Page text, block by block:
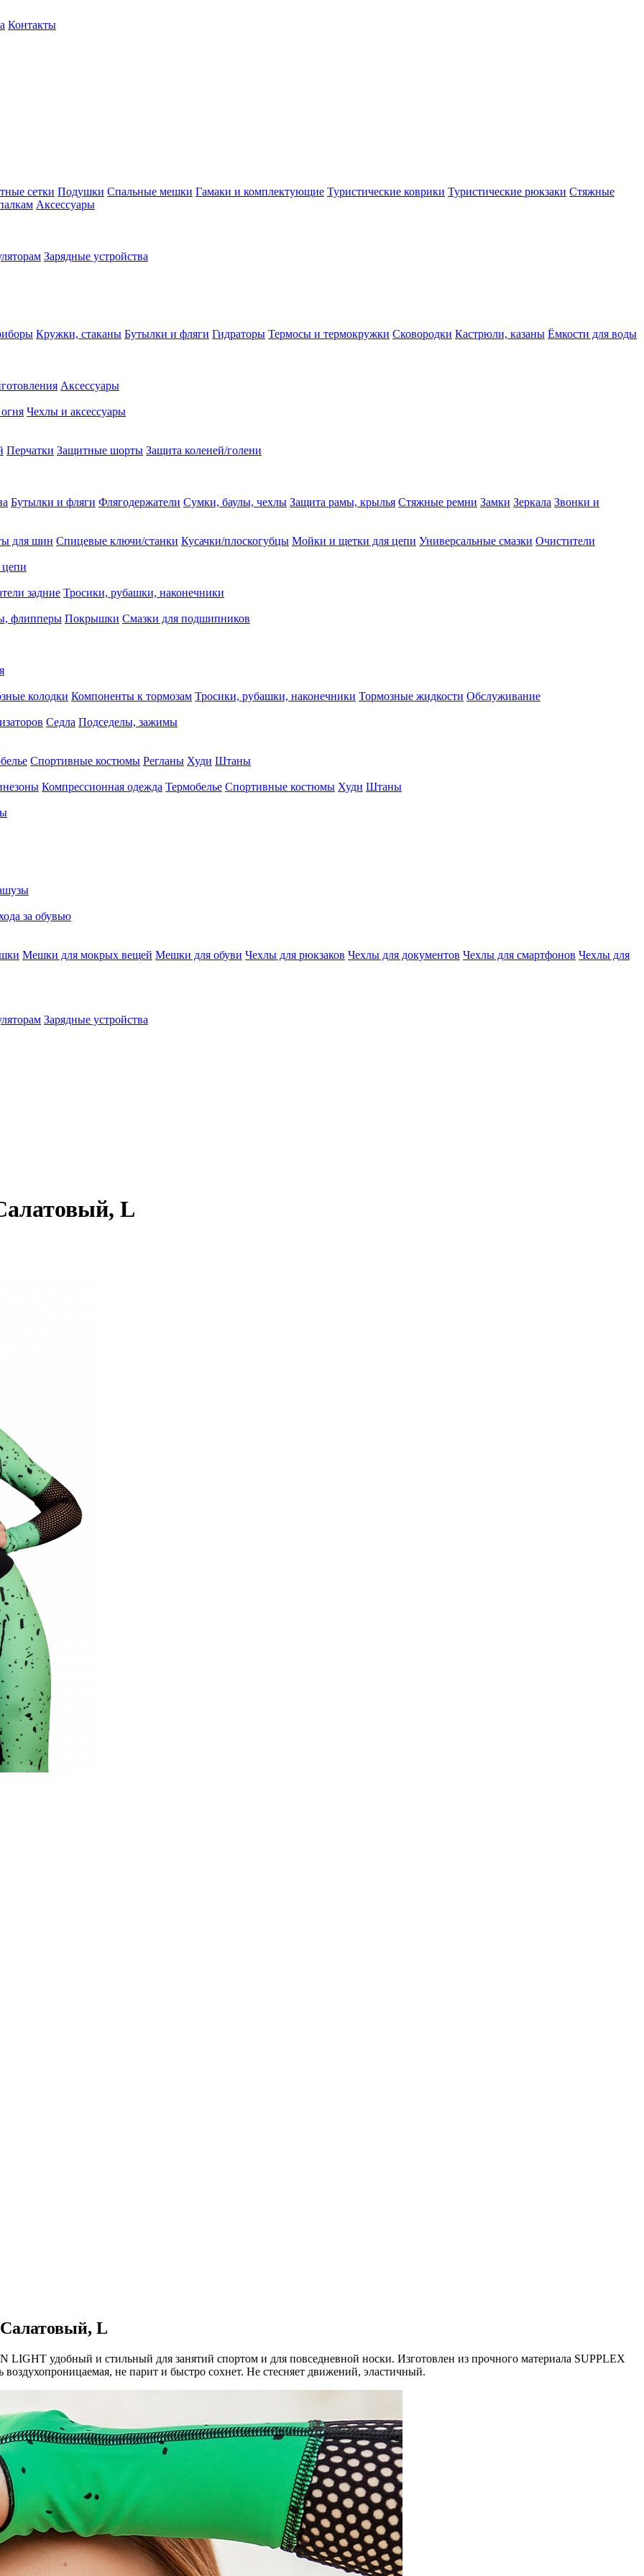
Контакты
сетки Подушки Спальные мешки Гамаки и комплектующие Туристические коврики Туристические рюкзаки Стяжные
Аксессуары
Зарядные устройства
Кружки, стаканы Бутылки и фляги Гидраторы Термосы и термокружки Сковородки Кастрюли, казаны Ёмкости для воды
Аксессуары
Чехлы и аксессуары
Перчатки Защитные шорты Защита коленей/голени
Бутылки и фляги Флягодержатели Сумки, баулы, чехлы Защита рамы, крылья Стяжные ремни Замки Зеркала Звонки и
для шин Спицевые ключи/станки Кусачки/плоскогубцы Мойки и щетки для цепи Универсальные смазки Очистители
задние Тросики, рубашки, наконечники
флипперы Покрышки Смазки для подшипников
колодки Компоненты к тормозам Тросики, рубашки, наконечники Тормозные жидкости Обслуживание
Седла Подседелы, зажимы
Спортивные костюмы Регланы Худи Штаны
Компрессионная одежда Термобелье Спортивные костюмы Худи Штаны
за обувью
Мешки для мокрых вещей Мешки для обуви Чехлы для рюкзаков Чехлы для документов Чехлы для смартфонов Чехлы для
Зарядные устройства
L
L
удобный и стильный для занятий спортом и для повседневной носки. Изготовлен из прочного материала SUPPLEX
воздухопроницаемая, не парит и быстро сохнет. Не стесняет движений, эластичный.